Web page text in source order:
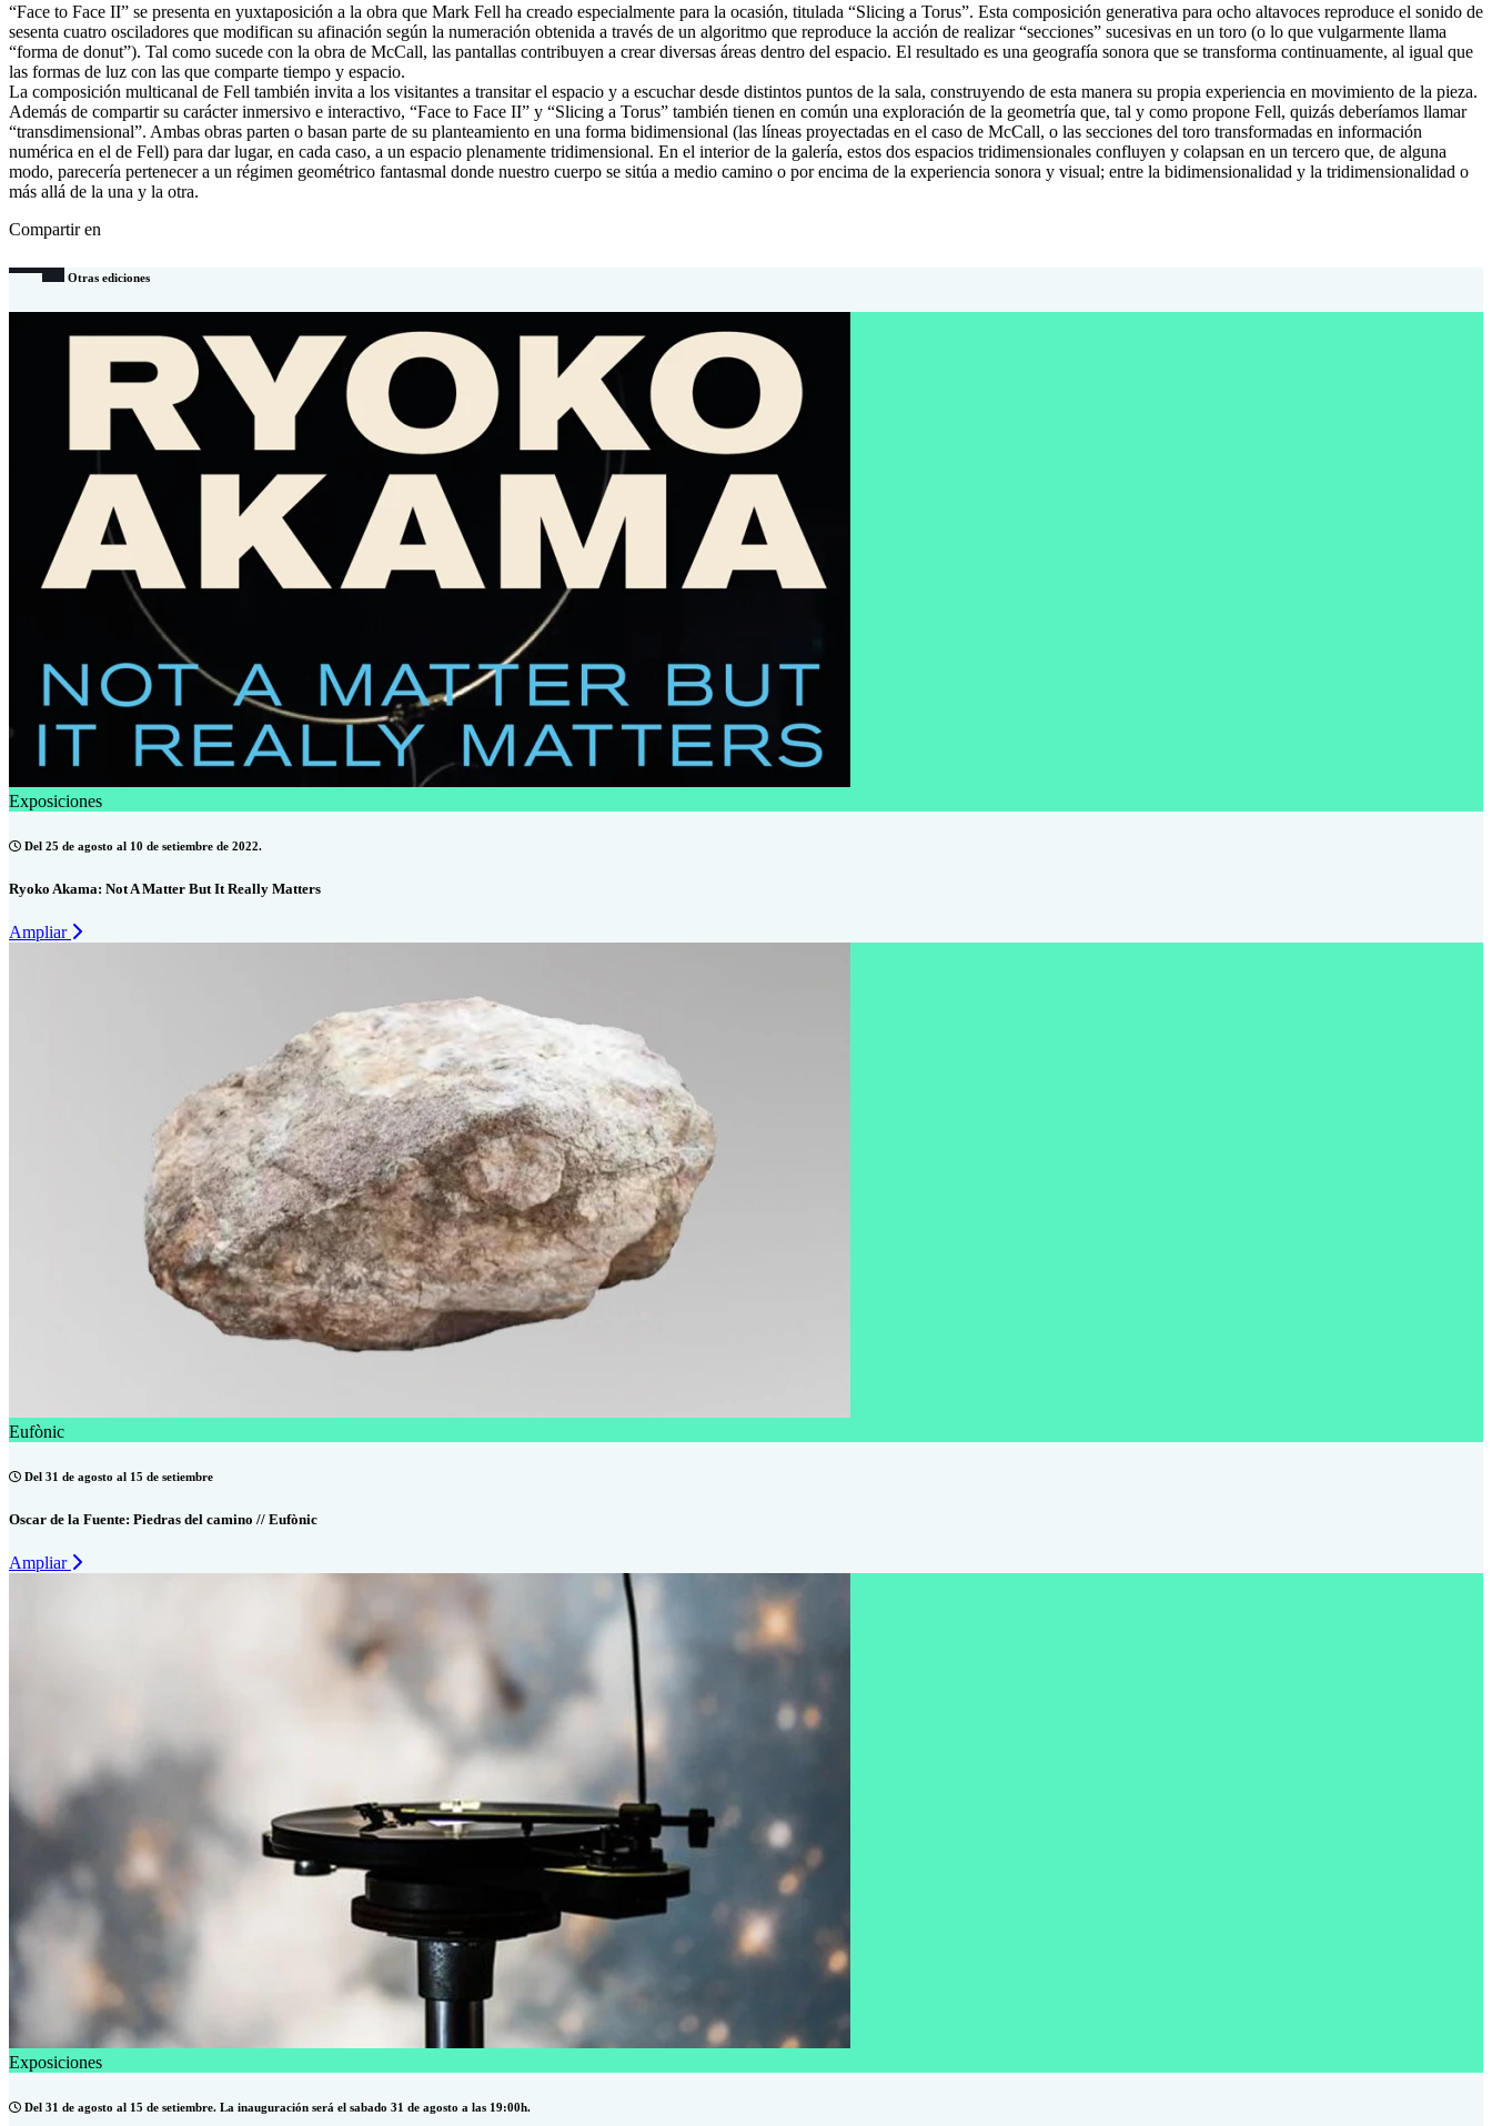
“Face to Face II” se presenta en yuxtaposición a la obra que Mark Fell ha creado especialmente para la ocasión, titulada “Slicing a Torus”. Esta composición generativa para ocho altavoces reproduce el sonido de
sesenta cuatro osciladores que modifican su afinación según la numeración obtenida a través de un algoritmo que reproduce la acción de realizar “secciones” sucesivas en un toro (o lo que vulgarmente llama
“forma de donut”). Tal como sucede con la obra de McCall, las pantallas contribuyen a crear diversas áreas dentro del espacio. El resultado es una geografía sonora que se transforma continuamente, al igual que
las formas de luz con las que comparte tiempo y espacio.
La composición multicanal de Fell también invita a los visitantes a transitar el espacio y a escuchar desde distintos puntos de la sala, construyendo de esta manera su propia experiencia en movimiento de la pieza.
Además de compartir su carácter inmersivo e interactivo, “Face to Face II” y “Slicing a Torus” también tienen en común una exploración de la geometría que, tal y como propone Fell, quizás deberíamos llamar
“transdimensional”. Ambas obras parten o basan parte de su planteamiento en una forma bidimensional (las líneas proyectadas en el caso de McCall, o las secciones del toro transformadas en información
numérica en el de Fell) para dar lugar, en cada caso, a un espacio plenamente tridimensional. En el interior de la galería, estos dos espacios tridimensionales confluyen y colapsan en un tercero que, de alguna
modo, parecería pertenecer a un régimen geométrico fantasmal donde nuestro cuerpo se sitúa a medio camino o por encima de la experiencia sonora y visual; entre la bidimensionalidad y la tridimensionalidad o
más allá de la una y la otra.
Compartir en
Otras ediciones
Exposiciones
Del 25 de agosto al 10 de setiembre de 2022.
Ryoko Akama: Not A Matter But It Really Matters
Ampliar
Eufònic
Del 31 de agosto al 15 de setiembre
Oscar de la Fuente: Piedras del camino // Eufònic
Ampliar
Exposiciones
Del 31 de agosto al 15 de setiembre. La inauguración será el sabado 31 de agosto a las 19:00h.